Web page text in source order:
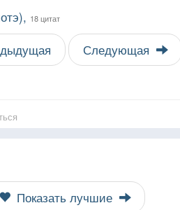
18 цитат
Следующая
Показать лучшие